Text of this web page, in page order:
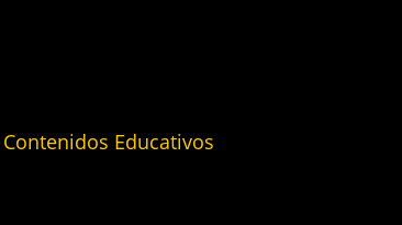
Contenidos Educativos